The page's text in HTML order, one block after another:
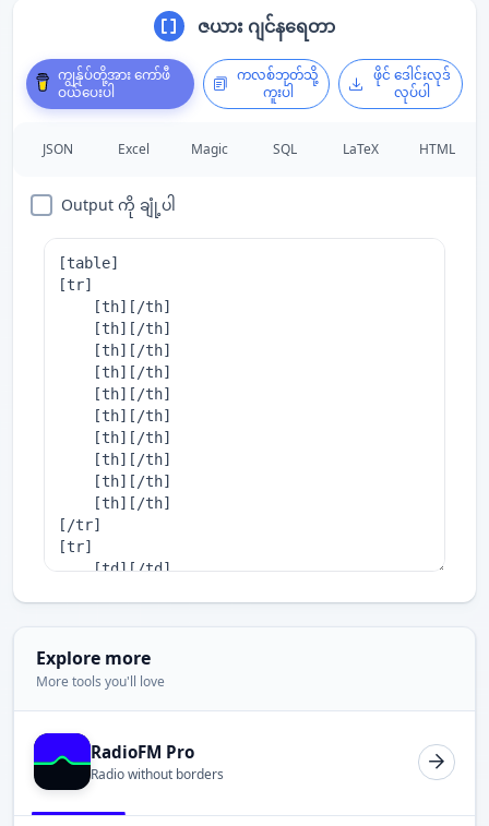
ဇယား ဂျင်နရေတာ
ကျွန်ုပ်တို့အား ကော်ဖီ
ဝယ်ပေးပါ
ကလစ်ဘုတ်သို့
ကူးပါ
ဖိုင် ဒေါင်းလုဒ်
လုပ်ပါ
JSON Excel Magic SQL LaTeX HTML
Output ကို ချုံ့ပါ
Explore more
More tools you'll love
RadioFM Pro
Radio without borders